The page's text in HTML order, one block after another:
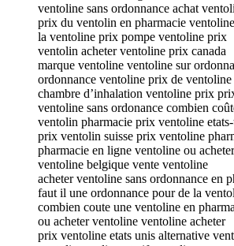
ventoline sans ordonnance achat
prix du ventolin en pharmacie
la ventoline prix pompe ventoline prix
ventolin acheter ventoline prix canada
marque ventoline ventoline sur
ordonnance ventoline prix de ventoline
chambre d’inhalation ventoline prix
ventoline sans ordonance combien
ventolin pharmacie prix ventoline
prix ventolin suisse prix ventoline
pharmacie en ligne ventoline ou
ventoline belgique vente ventoline
acheter ventoline sans ordonnance en
faut il une ordonnance pour de la
combien coute une ventoline en
ou acheter ventoline ventoline acheter
prix ventoline etats unis alternative